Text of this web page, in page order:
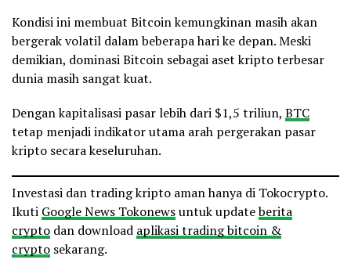
Kondisi ini membuat Bitcoin kemungkinan masih akan
bergerak volatil dalam beberapa hari ke depan. Meski
demikian, dominasi Bitcoin sebagai aset kripto terbesar
dunia masih sangat kuat.
Dengan kapitalisasi pasar lebih dari $1,5 triliun, BTC
tetap menjadi indikator utama arah pergerakan pasar
kripto secara keseluruhan.
Investasi dan trading kripto aman hanya di Tokocrypto.
Ikuti Google News Tokonewsuntuk updateberita
crypto dan download aplikasi trading bitcoin &
crypto sekarang.